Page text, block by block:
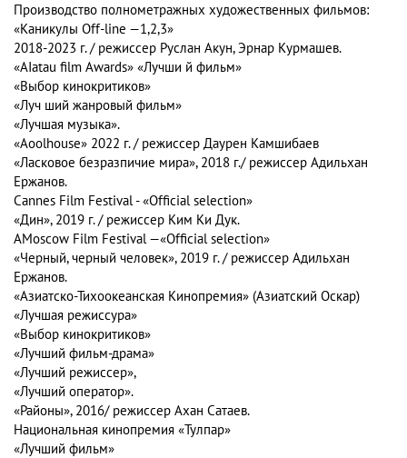
Производство полнометражных художественных фильмов:
«Каникулы Off-line —1,2,3»
2018-2023 г. / режиссер Руслан Акун, Эрнар Курмашев.
«AIatau film Awards» «Лучши й фильм»
«Выбор кинокритиков»
«Луч ший жанровый фильм»
«Лучшая музыка».
«Aoolhouse» 2022 г. / режиссер Даурен Камшибаев
«Ласковое безразпичие мира», 2018 г./ режиссер Адильхан
Ержанов.
Cannes Film Festival - «Official selection»
«Дин», 2019 г. / режиссер Ким Ки Дук.
АMoscow Film Festival —«Official selection»
«Черный, черный человек», 2019 г. / режиссер Адильхан
Ержанов.
«Азиатско-Тихоокеанская Кинопремия» (Азиатский Оскар)
«Лучшая режиссура»
«Выбор кинокритиков»
«Лучший фильм-драма»
«Лучший режиссер»,
«Лучший оператор».
«Районы», 2016/ режиссер Ахан Сатаев.
Национальная кинопремия «Тулпар»
«Лучший фильм»